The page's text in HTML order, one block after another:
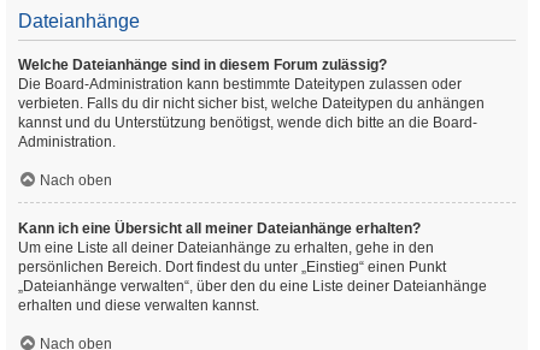
Dateianhänge
Welche Dateianhänge sind in diesem Forum zulässig?
Die Board-Administration kann bestimmte Dateitypen zulassen oder
verbieten. Falls du dir nicht sicher bist, welche Dateitypen du anhängen
kannst und du Unterstützung benötigst, wende dich bitte an die Board-
Administration.
Nach oben
Kann ich eine Übersicht all meiner Dateianhänge erhalten?
Um eine Liste all deiner Dateianhänge zu erhalten, gehe in den
persönlichen Bereich. Dort findest du unter „Einstieg“ einen Punkt
„Dateianhänge verwalten“, über den du eine Liste deiner Dateianhänge
erhalten und diese verwalten kannst.
Nach oben